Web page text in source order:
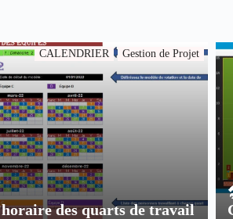
CALENDRIER Gestion de Projet
des quarts de travail